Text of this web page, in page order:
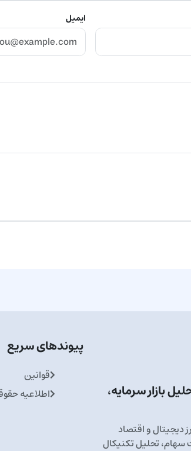
ایمیل
بازار سرمایه،
دیجیتال و اقتصاد
سهام، تحلیل تکنیکال
پیوندهای سریع
قوانین
اطلاعیه